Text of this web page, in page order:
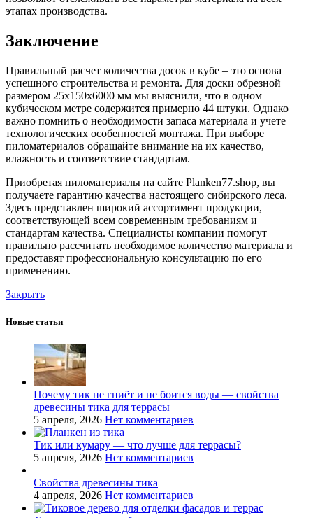
этапах производства.
Заключение
Правильный расчет количества досок в кубе – это основа
успешного строительства и ремонта. Для доски обрезной
размером 25х150х6000 мм мы выяснили, что в одном
кубическом метре содержится примерно 44 штуки. Однако
важно помнить о необходимости запаса материала и учете
технологических особенностей монтажа. При выборе
пиломатериалов обращайте внимание на их качество,
влажность и соответствие стандартам.
Приобретая пиломатериалы на сайте Planken77.shop, вы
получаете гарантию качества настоящего сибирского леса.
Здесь представлен широкий ассортимент продукции,
соответствующей всем современным требованиям и
стандартам качества. Специалисты компании помогут
правильно рассчитать необходимое количество материала и
предоставят профессиональную консультацию по его
применению.
Закрыть
Новые статьи
Почему тик не гниёт и не боится воды — свойства
древесины тика для террасы
5 апреля, 2026 Нет комментариев
Тик или кумару — что лучше для террасы?
5 апреля, 2026 Нет комментариев
Свойства древесины тика
4 апреля, 2026 Нет комментариев